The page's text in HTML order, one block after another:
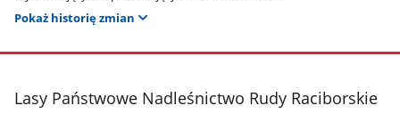
Pokaż historię zmian
stopka
Lasy Państwowe Nadleśnictwo Rudy Raciborskie